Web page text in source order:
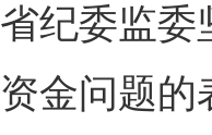
监委坚
金问题